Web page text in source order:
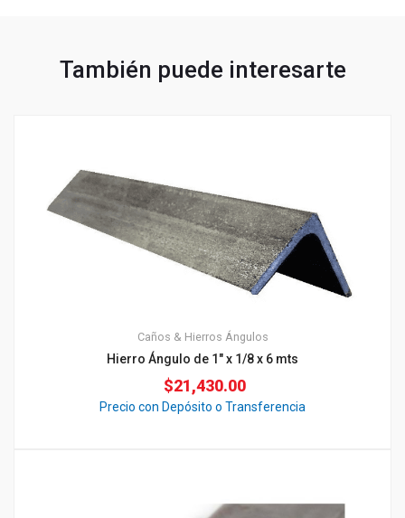
También puede interesarte
Caños & Hierros Ángulos
Hierro Ángulo de 1″ x 1/8 x 6 mts
$21,430.00
Precio con Depósito o Transferencia